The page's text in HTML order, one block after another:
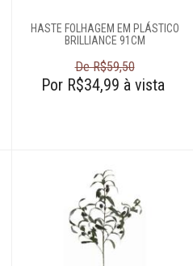
HASTE FOLHAGEM EM PLÁSTICO
BRILLIANCE 91CM
De R$59,50
Por R$34,99 à vista